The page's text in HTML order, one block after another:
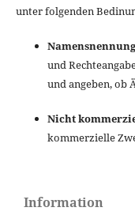
unter folgenden
Namensnennung
und
und angeben, ob
Nicht
kommerzielle
Information